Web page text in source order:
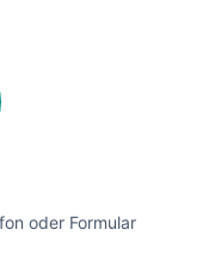
oder Formular